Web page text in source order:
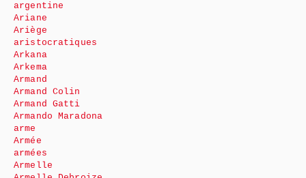
argentine
Ariane
Ariège
aristocratiques
Arkana
Arkema
Armand
Armand Colin
Armand Gatti
Armando Maradona
arme
Armée
armées
Armelle